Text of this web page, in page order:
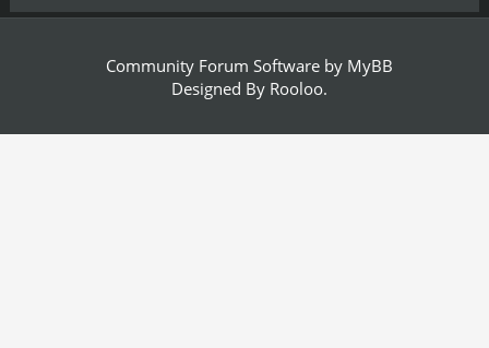
Community Forum Software by MyBB
Designed By Rooloo.